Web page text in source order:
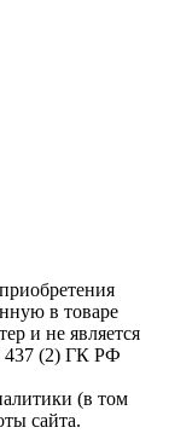
в товаре
и не является
437 (2) ГК РФ
(в том
сайта.